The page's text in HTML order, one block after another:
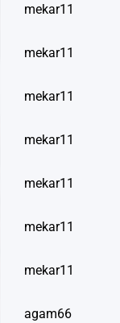
mekar11
mekar11
mekar11
mekar11
mekar11
mekar11
mekar11
agam66